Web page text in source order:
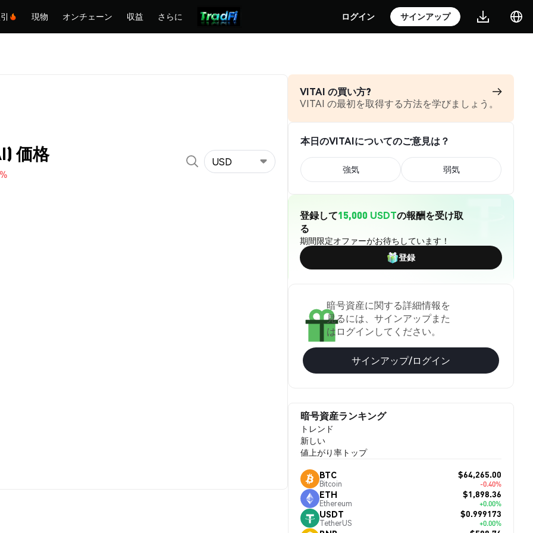
現物 オンチェーン 収益 さらに ログイン サインアップ
価格 USD
VITAI の買い方?
VITAI の最初を取得する方法を学びましょう。
本日のVITAIについてのご意見は？
強気 弱気
登録して15,000 USDTの報酬を受け取
る
期間限定オファーがお待ちしています！
登録
暗号資産に関する詳細情報を
見るには、サインアップまた
はログインしてください。
サインアップ/ログイン
暗号資産ランキング
トレンド
新しい
値上がり率トップ
BTC
Bitcoin
$64,265.00
-0.40%
ETH
Ethereum
$1,898.36
+0.00%
USDT
TetherUS
$0.999173
+0.00%